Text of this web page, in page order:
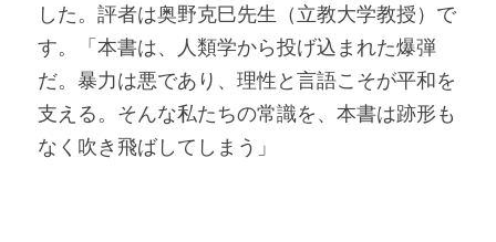
した。評者は奥野克巳先生（立教大学教授）で
す。「本書は、人類学から投げ込まれた爆弾
だ。暴力は悪であり、理性と言語こそが平和を
支える。そんな私たちの常識を、本書は跡形も
なく吹き飛ばしてしまう」